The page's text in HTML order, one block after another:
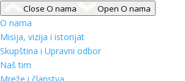
Close O nama Open O nama
O nama
Misija, vizija i istorijat
Skupština i Upravni odbor
Naš tim
Mreže i članstva